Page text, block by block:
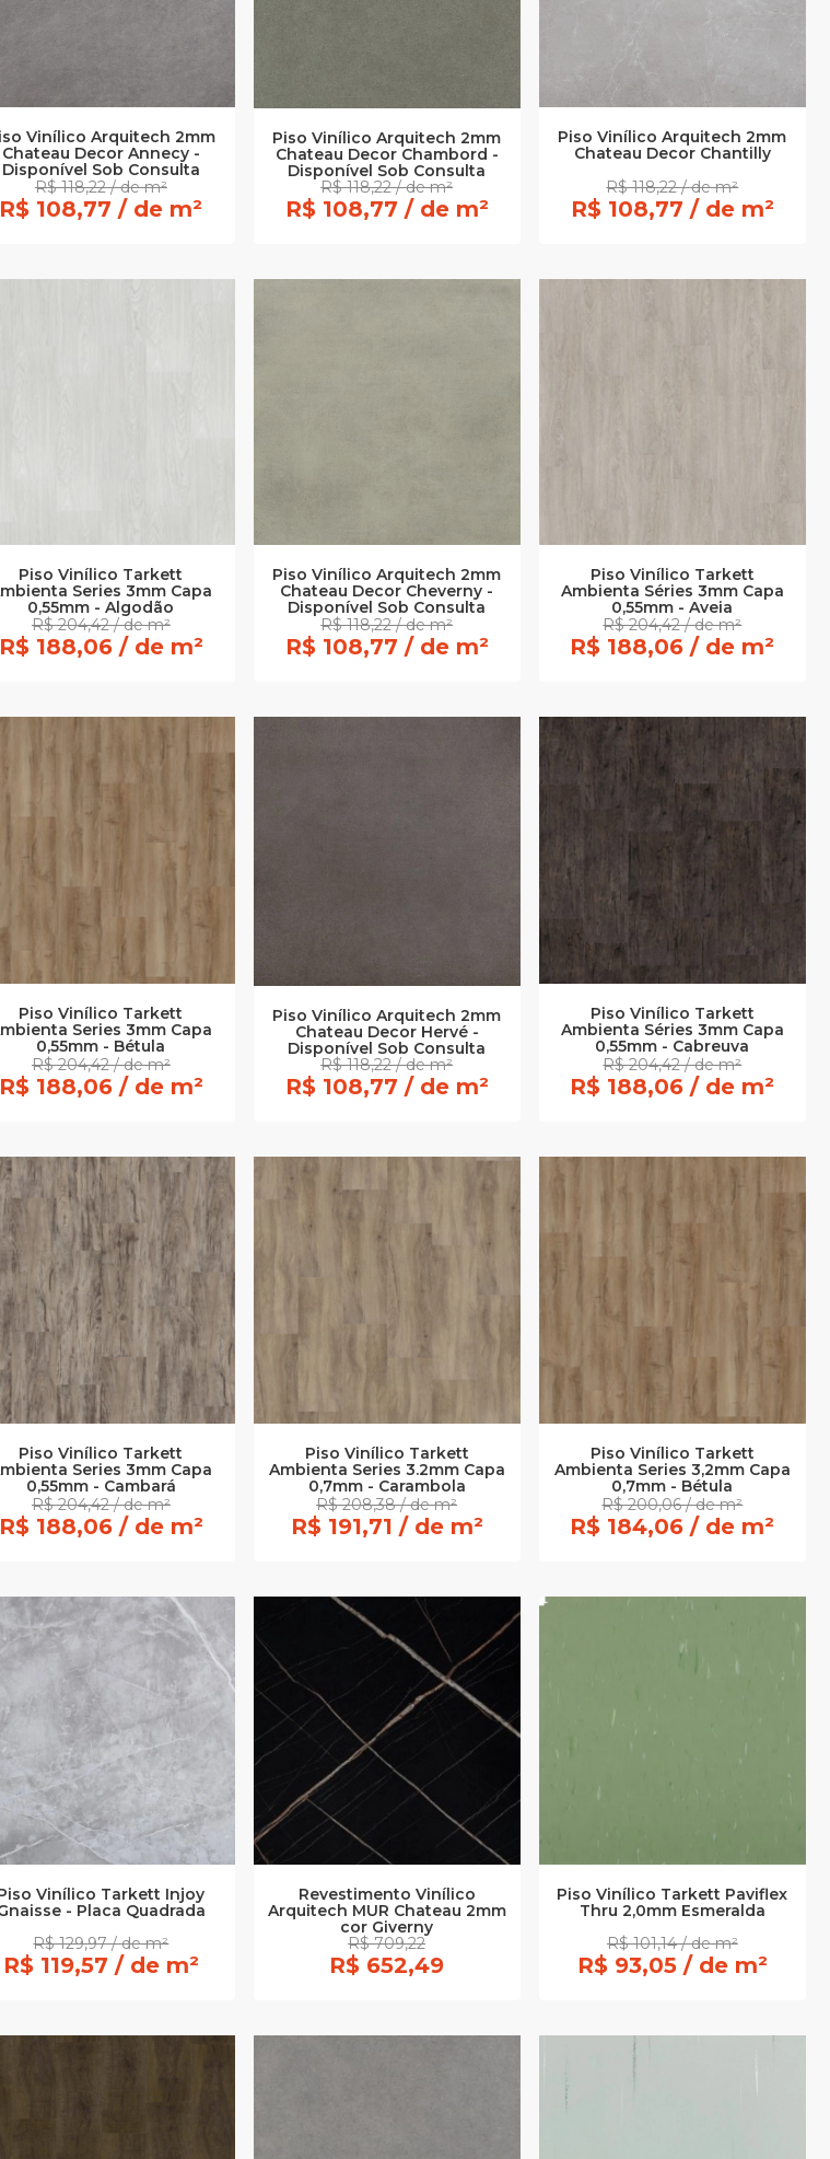
Vinílico Arquitech 2mm
Chateau Decor Annecy -
Disponível Sob Consulta
R$ 118,22 / de m²
R$ 108,77 / de m²
Piso Vinílico Arquitech 2mm
Chateau Decor Chambord -
Disponível Sob Consulta
R$ 118,22 / de m²
R$ 108,77 / de m²
Piso Vinílico Arquitech 2mm
Chateau Decor Chantilly
R$ 118,22 / de m²
R$ 108,77 / de m²
Piso Vinílico Tarkett
Series 3mm Capa
0,55mm - Algodão
R$ 204,42 / de m²
R$ 188,06 / de m²
Piso Vinílico Arquitech 2mm
Chateau Decor Cheverny -
Disponível Sob Consulta
R$ 118,22 / de m²
R$ 108,77 / de m²
Piso Vinílico Tarkett
Ambienta Séries 3mm Capa
0,55mm - Aveia
R$ 204,42 / de m²
R$ 188,06 / de m²
Piso Vinílico Tarkett
Series 3mm Capa
0,55mm - Bétula
R$ 204,42 / de m²
R$ 188,06 / de m²
Piso Vinílico Arquitech 2mm
Chateau Decor Hervé -
Disponível Sob Consulta
R$ 118,22 / de m²
R$ 108,77 / de m²
Piso Vinílico Tarkett
Ambienta Séries 3mm Capa
0,55mm - Cabreuva
R$ 204,42 / de m²
R$ 188,06 / de m²
Piso Vinílico Tarkett
Series 3mm Capa
0,55mm - Cambará
R$ 204,42 / de m²
R$ 188,06 / de m²
Piso Vinílico Tarkett
Ambienta Series 3.2mm Capa
0,7mm - Carambola
R$ 208,38 / de m²
R$ 191,71 / de m²
Piso Vinílico Tarkett
Ambienta Series 3,2mm Capa
0,7mm - Bétula
R$ 200,06 / de m²
R$ 184,06 / de m²
Vinílico Tarkett Injoy
- Placa Quadrada
R$ 129,97 / de m²
R$ 119,57 / de m²
Revestimento Vinílico
Arquitech MUR Chateau 2mm
cor Giverny
R$ 709,22
R$ 652,49
Piso Vinílico Tarkett Paviflex
Thru 2,0mm Esmeralda
R$ 101,14 / de m²
R$ 93,05 / de m²